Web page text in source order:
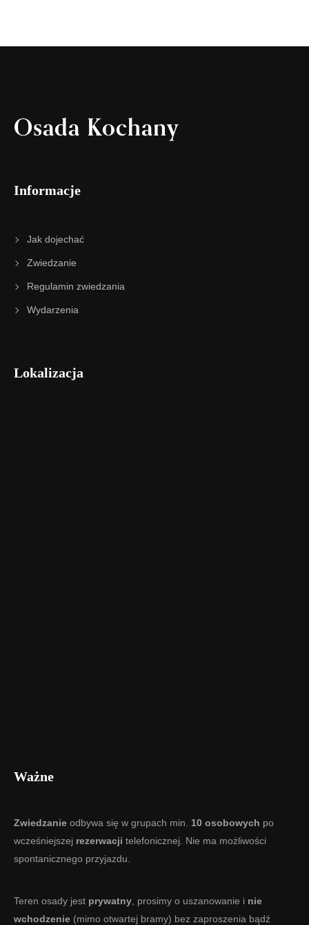
Osada Kochany
Informacje
Jak dojechać
Zwiedzanie
Regulamin zwiedzania
Wydarzenia
Lokalizacja
Ważne
Zwiedzanie odbywa się w grupach min. 10 osobowych po
wcześniejszej rezerwacji telefonicznej. Nie ma możliwości
spontanicznego przyjazdu.
Teren osady jest prywatny , prosimy o uszanowanie i nie
wchodzenie (mimo otwartej bramy) bez zaproszenia bądź